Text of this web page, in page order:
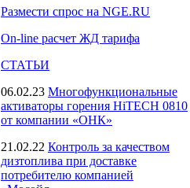
Размести спрос на NGE.RU
On-line расчет ЖД тарифа
СТАТЬИ
06.02.23 Многофункциональные
активаторы горения HiTECH 0810
от компании «ОНК»
21.02.22 Контроль за качеством
дизтоплива при доставке
потребителю компанией